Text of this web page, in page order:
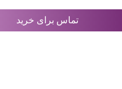
تماس برای خرید